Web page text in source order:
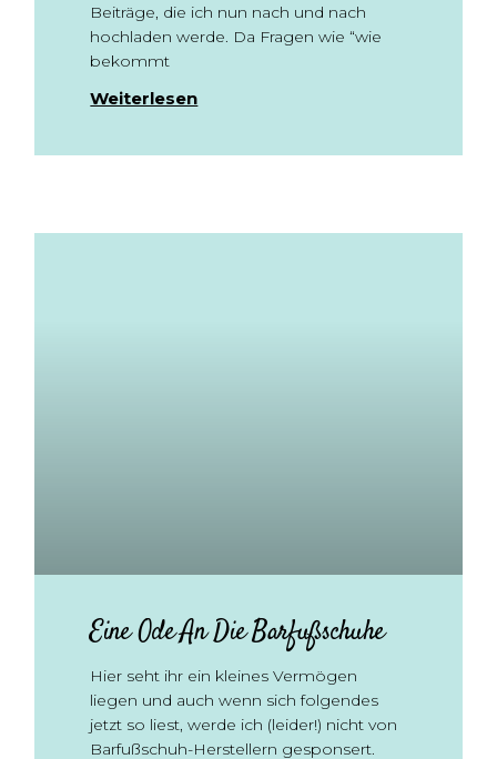
Beiträge, die ich nun nach und nach
hochladen werde. Da Fragen wie “wie
bekommt
Weiterlesen
Eine Ode An Die Barfußschuhe
Hier seht ihr ein kleines Vermögen
liegen und auch wenn sich folgendes
jetzt so liest, werde ich (leider!) nicht von
Barfußschuh-Herstellern gesponsert.